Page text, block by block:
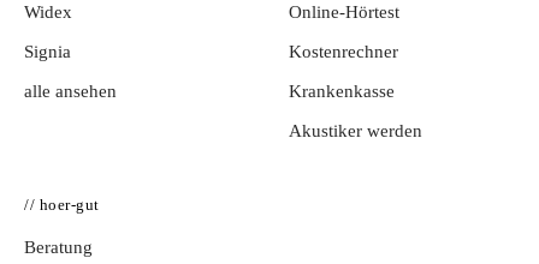
Widex
Signia
alle ansehen
Online-Hörtest
Kostenrechner
Krankenkasse
Akustiker werden
// hoer-gut
Beratung